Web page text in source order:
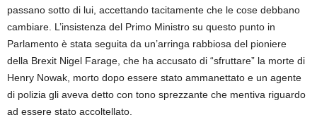
passano sotto di lui, accettando tacitamente che le cose debbano
cambiare. L’insistenza del Primo Ministro su questo punto in
Parlamento è stata seguita da un’arringa rabbiosa del pioniere
della Brexit Nigel Farage, che ha accusato di “sfruttare” la morte di
Henry Nowak, morto dopo essere stato ammanettato e un agente
di polizia gli aveva detto con tono sprezzante che mentiva riguardo
ad essere stato accoltellato.